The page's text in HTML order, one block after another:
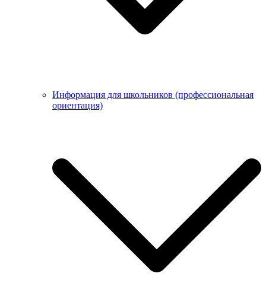
Информация для школьников (профессиональная
ориентация)